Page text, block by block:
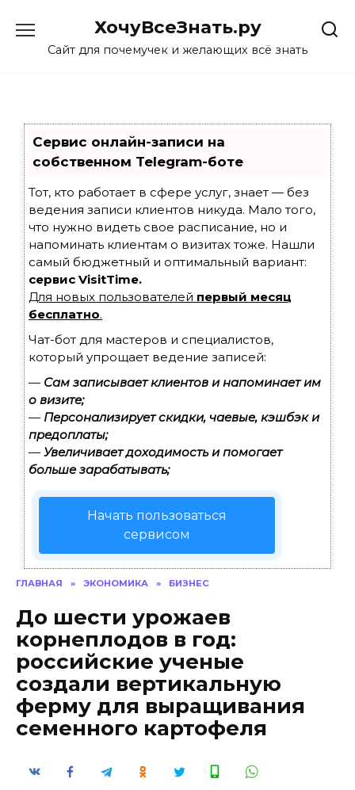
content
ХочуВсеЗнать.ру
Сайт для почемучек и желающих всё знать
Сервис онлайн-записи на
собственном Telegram-боте
Тот, кто работает в сфере услуг, знает — без
ведения записи клиентов никуда. Мало того,
что нужно видеть свое расписание, но и
напоминать клиентам о визитах тоже. Нашли
самый бюджетный и оптимальный вариант:
сервис VisitTime.
Для новых пользователей первый месяц
бесплатно.
Чат-бот для мастеров и специалистов,
который упрощает ведение записей:
— Сам записывает клиентов и напоминает им
о визите;
— Персонализирует скидки, чаевые, кэшбэк и
предоплаты;
— Увеличивает доходимость и помогает
больше зарабатывать;
Начать пользоваться
сервисом
ГЛАВНАЯ » ЭКОНОМИКА » БИЗНЕС
До шести урожаев
корнеплодов в год:
российские ученые
создали вертикальную
ферму для выращивания
семенного картофеля